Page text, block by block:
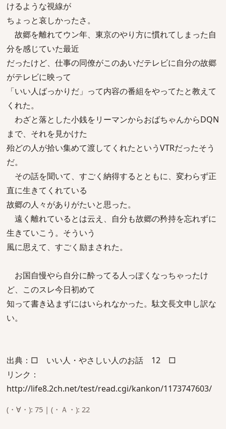
けるような視線が
ちょっと哀しかったさ。
故郷を離れてウン年、東京のやり方に慣れてしまった自
分を感じていた最近
だったけど、仕事の同僚がこのあいだテレビに自分の故郷
がテレビに映って
「いい人ばっかりだ」って内容の番組をやってたと教えて
くれた。
わざと落とした小銭をリーマンからおばちゃんからDQN
まで、それを見かけた
殆どの人が拾い集めて渡してくれたというVTRだったそう
だ。
その話を聞いて、すごく納得するとともに、変わらず正
直に生きてくれている
故郷の人々がありがたいと思った。
遠く離れているとは云え、自分も故郷の矜持を忘れずに
生きていこう。そういう
風に思えて、すごく励まされた。
お国自慢やら自分に酔ってる人っぽくなっちゃったけ
ど、このスレ今日初めて
知って書き込まずにはいられなかった。駄文長文申し訳な
い。
出典：□ いい人・やさしい人のお話 12 □
リンク：
http://life8.2ch.net/test/read.cgi/kankon/1173747603/
(・∀・): 75 | (・Ａ・): 22